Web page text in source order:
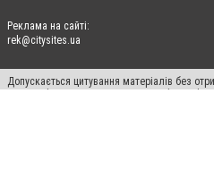
Реклама на сайті:
rek@citysites.ua
Допускається цитування матеріалів без
систем гіперпосилання на цитовані статті